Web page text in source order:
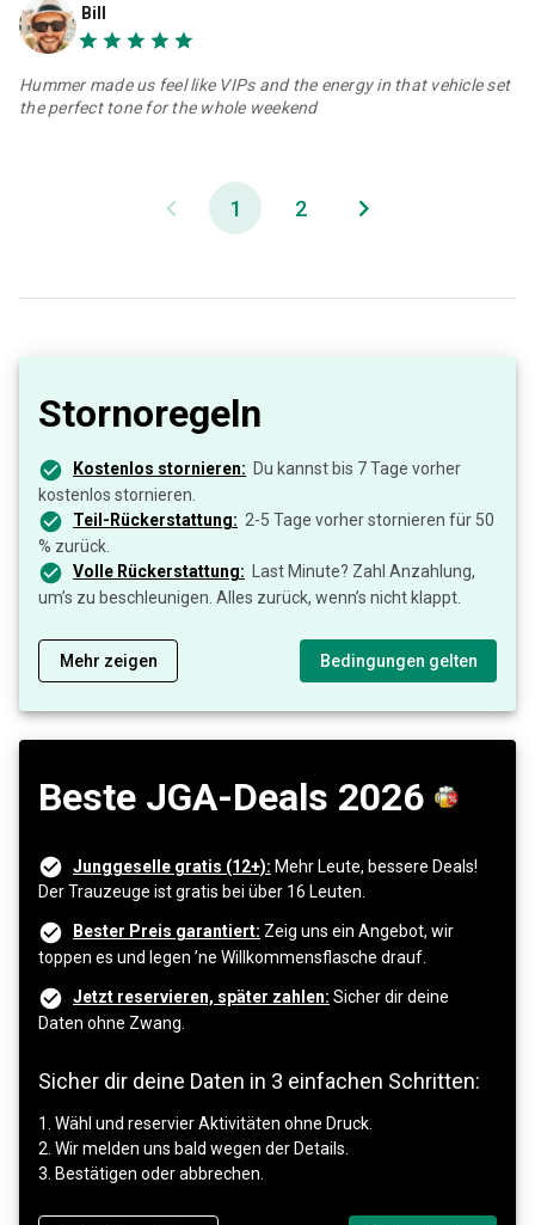
Bill
Hummer made us feel like VIPs and the energy in that vehicle set
the perfect tone for the whole weekend
1 2
Stornoregeln
Kostenlos stornieren: Du kannst bis 7 Tage vorher
kostenlos stornieren.
Teil-Rückerstattung: 2-5 Tage vorher stornieren für 50
% zurück.
Volle Rückerstattung:
Last Minute? Zahl Anzahlung,
um’s zu beschleunigen. Alles zurück, wenn’s nicht klappt.
Mehr zeigen Bedingungen gelten
Beste JGA-Deals 2026
Junggeselle gratis (12+): Mehr Leute, bessere Deals!
Der Trauzeuge ist gratis bei über 16 Leuten.
Bester Preis garantiert: Zeig uns ein Angebot, wir
toppen es und legen ’ne Willkommensflasche drauf.
Jetzt reservieren, später zahlen: Sicher dir deine
Daten ohne Zwang.
Sicher dir deine Daten in 3 einfachen Schritten:
1. Wähl und reservier Aktivitäten ohne Druck.
2. Wir melden uns bald wegen der Details.
3. Bestätigen oder abbrechen.